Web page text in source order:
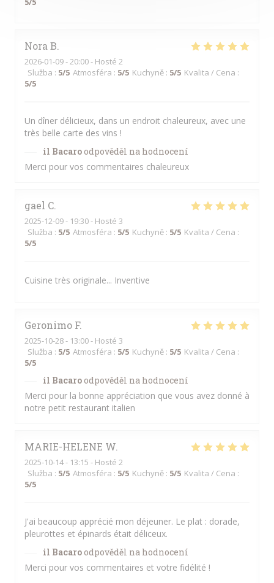
Nora B
2026-01-09- 20:00 - Hosté 2
Služba : 5/5 Atmosféra : 5/5 Kuchyně : 5/5 Kvalita / Cena :
5/5
Un dîner délicieux, dans un endroit chaleureux, avec une
très belle carte des vins !
il Bacaroodpověděl na hodnocení
Merci pour vos commentaires chaleureux
gael C
2025-12-09- 19:30 - Hosté 3
Služba : 5/5 Atmosféra : 5/5 Kuchyně : 5/5 Kvalita / Cena :
5/5
Cuisine très originale... Inventive
Geronimo F
2025-10-28- 13:00 - Hosté 3
Služba : 5/5 Atmosféra : 5/5 Kuchyně : 5/5 Kvalita / Cena :
5/5
il Bacaroodpověděl na hodnocení
Merci pour la bonne appréciation que vous avez donné à
notre petit restaurant italien
MARIE-HELENE W
2025-10-14- 13:15 - Hosté 2
Služba : 5/5 Atmosféra : 5/5 Kuchyně : 5/5 Kvalita / Cena :
5/5
J'ai beaucoup apprécié mon déjeuner. Le plat : dorade,
pleurottes et épinards était déliceux.
il Bacaroodpověděl na hodnocení
Merci pour vos commentaires et votre fidélité !